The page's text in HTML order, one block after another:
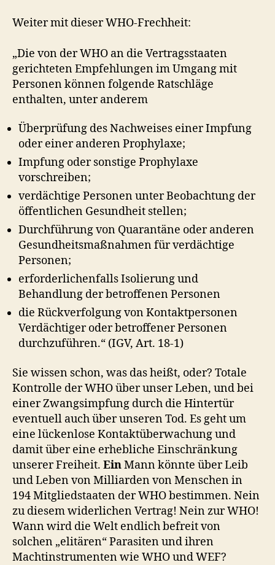
Weiter mit dieser WHO-Frechheit:
„Die von der WHO an die Vertragsstaaten
gerichteten Empfehlungen im Umgang mit
Personen können folgende Ratschläge
enthalten, unter anderem
Überprüfung des Nachweises einer Impfung
oder einer anderen Prophylaxe;
Impfung oder sonstige Prophylaxe
vorschreiben;
verdächtige Personen unter Beobachtung der
öffentlichen Gesundheit stellen;
Durchführung von Quarantäne oder anderen
Gesundheitsmaßnahmen für verdächtige
Personen;
erforderlichenfalls Isolierung und
Behandlung der betroffenen Personen
die Rückverfolgung von Kontaktpersonen
Verdächtiger oder betroffener Personen
durchzuführen.“ (IGV, Art. 18-1)
Sie wissen schon, was das heißt, oder? Totale
Kontrolle der WHO über unser Leben, und bei
einer Zwangsimpfung durch die Hintertür
eventuell auch über unseren Tod. Es geht um
eine lückenlose Kontaktüberwachung und
damit über eine erhebliche Einschränkung
unserer Freiheit. EinMann könnte über Leib
und Leben von Milliarden von Menschen in
194 Mitgliedstaaten der WHO bestimmen. Nein
zu diesem widerlichen Vertrag! Nein zur WHO!
Wann wird die Welt endlich befreit von
solchen „elitären“ Parasiten und ihren
Machtinstrumenten wie WHO und WEF?